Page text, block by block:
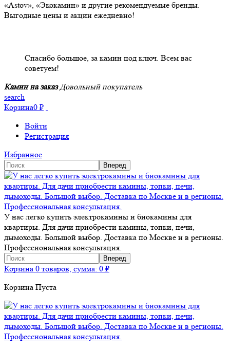
«Astov», «Экокамин» и другие рекомендуемые бренды.
Выгодные цены и акции ежедневно!
Спасибо большое, за камин под ключ. Всем вас
советуем!
Камин на заказ Довольный покупатель
search
Корзина0 ₽
Войти
Регистрация
Избранное
У нас легко купить электрокамины и биокамины для
квартиры. Для дачи приобрести камины, топки, печи,
дымоходы. Большой выбор. Доставка по Москве и в регионы.
Профессиональная консультация.
Корзина 0 товаров, сумма: 0 ₽
Корзина Пуста